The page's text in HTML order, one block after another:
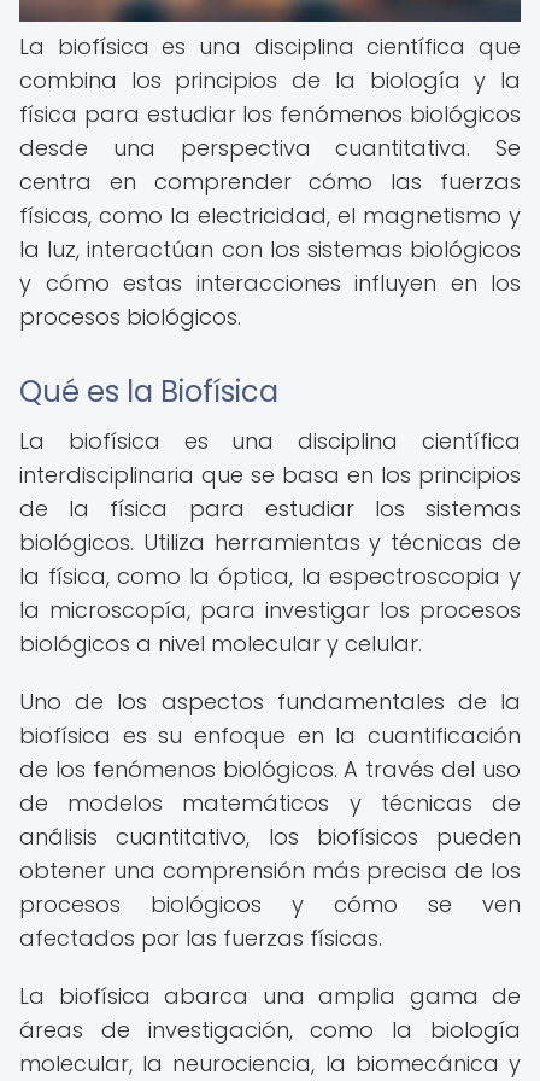
La biofísica es una disciplina científica que
combina los principios de la biología y la
física para estudiar los fenómenos biológicos
desde una perspectiva cuantitativa. Se
centra en comprender cómo las fuerzas
físicas, como la electricidad, el magnetismo y
la luz, interactúan con los sistemas biológicos
y cómo estas interacciones influyen en los
procesos biológicos.
Qué es la Biofísica
La biofísica es una disciplina científica
interdisciplinaria que se basa en los principios
de la física para estudiar los sistemas
biológicos. Utiliza herramientas y técnicas de
la física, como la óptica, la espectroscopia y
la microscopía, para investigar los procesos
biológicos a nivel molecular y celular.
Uno de los aspectos fundamentales de la
biofísica es su enfoque en la cuantificación
de los fenómenos biológicos. A través del uso
de modelos matemáticos y técnicas de
análisis cuantitativo, los biofísicos pueden
obtener una comprensión más precisa de los
procesos biológicos y cómo se ven
afectados por las fuerzas físicas.
La biofísica abarca una amplia gama de
áreas de investigación, como la biología
molecular, la neurociencia, la biomecánica y